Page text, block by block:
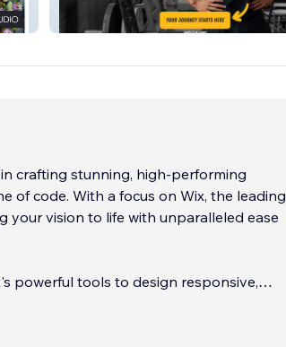
r5fitness
crafting stunning, high-performing
of code. With a focus on Wix, the leading
your vision to life with unparalleled ease
powerful tools to design responsive,
tailored to your business needs.